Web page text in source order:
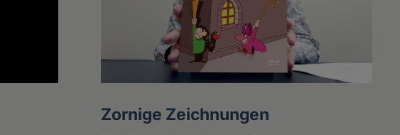
Zornige Zeichnungen